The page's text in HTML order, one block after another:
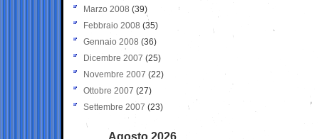
Marzo 2008 (39)
Febbraio 2008 (35)
Gennaio 2008 (36)
Dicembre 2007 (25)
Novembre 2007 (22)
Ottobre 2007 (27)
Settembre 2007 (23)
Agosto 2026